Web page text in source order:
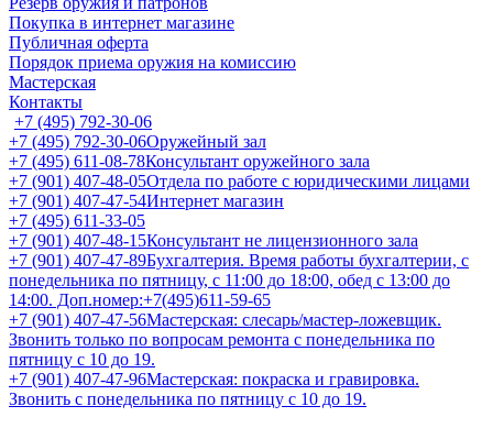
Покупка в интернет магазине
Публичная оферта
Порядок приема оружия на комиссию
Мастерская
Контакты
+7 (495) 792-30-06
+7 (495) 792-30-06Оружейный зал
+7 (495) 611-08-78Консультант оружейного зала
+7 (901) 407-48-05Отдела по работе с юридическими лицами
+7 (901) 407-47-54Интернет магазин
+7 (495) 611-33-05
+7 (901) 407-48-15Консультант не лицензионного зала
+7 (901) 407-47-89Бухгалтерия. Время работы бухгалтерии, с
понедельника по пятницу, с 11:00 до 18:00, обед с 13:00 до
14:00. Доп.номер:+7(495)611-59-65
+7 (901) 407-47-56Мастерская: слесарь/мастер-ложевщик.
Звонить только по вопросам ремонта с понедельника по
пятницу с 10 до 19.
+7 (901) 407-47-96Мастерская: покраска и гравировка.
Звонить с понедельника по пятницу с 10 до 19.